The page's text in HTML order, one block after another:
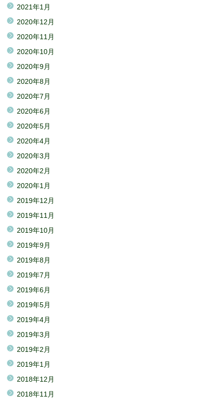
2021年1月
2020年12月
2020年11月
2020年10月
2020年9月
2020年8月
2020年7月
2020年6月
2020年5月
2020年4月
2020年3月
2020年2月
2020年1月
2019年12月
2019年11月
2019年10月
2019年9月
2019年8月
2019年7月
2019年6月
2019年5月
2019年4月
2019年3月
2019年2月
2019年1月
2018年12月
2018年11月